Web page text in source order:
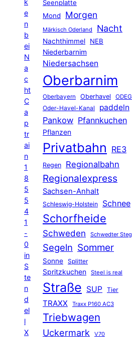
k
e
n
b
ei
N
a
c
ht
C
a
p
tr
ai
n
1
8
5
5
4
1
-
0
in
S
te
n
d
el
l
X
Seenplatte
Mond
Morgen
Märkisch Oderland Nacht
Nachthimmel
NEB
Niederbarnim
Niedersachsen
Oberbarnim
Oberbayern Oberhavel ODEG
Oder-Havel-Kanal paddeln
Pankow Pfannkuchen
Pflanzen
Privatbahn RE3
Regen Regionalbahn
Regionalexpress
Sachsen-Anhalt
Schleswig-Holstein Schnee
Schorfheide
Schweden Schwedter Steg
Segeln Sommer
Sonne Splitter
Spritzkuchen Steel is real
Straße SUP Tier
TRAXX Traxx P160 AC3
Triebwagen
Uckermark V70